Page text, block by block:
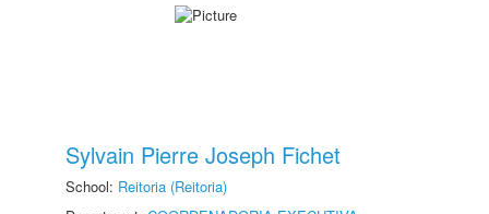
Sylvain Pierre Joseph Fichet
School: Reitoria (Reitoria)